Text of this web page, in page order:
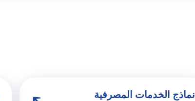
نماذج الخدمات المصرفية